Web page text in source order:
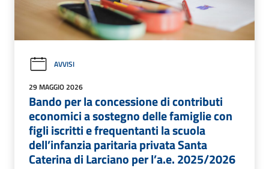
AVVISI
29 MAGGIO 2026
Bando per la concessione di contributi
economici a sostegno delle famiglie con
figli iscritti e frequentanti la scuola
dell’infanzia paritaria privata Santa
Caterina di Larciano per l’a.e. 2025/2026